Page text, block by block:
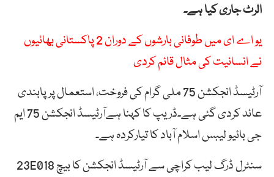
الرٹ جاری کیا ہے۔
یو اے ای میں طوفانی بارشوں کے دوران 2 پاکستانی بھائیوں
نے انسانیت کی مثال قائم کردی
آرٹیسڈ انجکشن 75 ملی گرام کی فروخت، استعمال پر پابندی
عائد کردی گئی ہے۔ڈریپ کا کہنا ہےآرٹیسڈ انجکشن 75 ایم
جی بائیو لیبس اسلام آباد کا تیارکردہ ہے۔
سنٹرل ڈرگ لیب کراچی سے آرٹیسڈ انجکشن کا بیچ 23E018